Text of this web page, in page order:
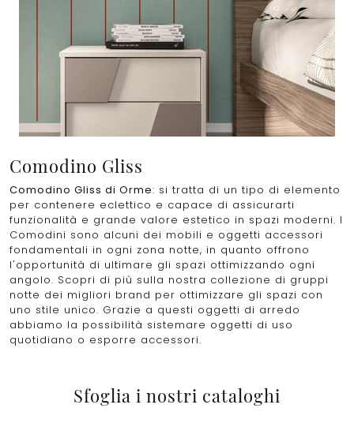
Comodino Gliss
Comodino Gliss di Orme: si tratta di un tipo di elemento
per contenere eclettico e capace di assicurarti
funzionalità e grande valore estetico in spazi moderni. I
Comodini sono alcuni dei mobili e oggetti accessori
fondamentali in ogni zona notte, in quanto offrono
l'opportunità di ultimare gli spazi ottimizzando ogni
angolo. Scopri di più sulla nostra collezione di gruppi
notte dei migliori brand per ottimizzare gli spazi con
uno stile unico. Grazie a questi oggetti di arredo
abbiamo la possibilità sistemare oggetti di uso
quotidiano o esporre accessori.
Sfoglia i nostri cataloghi